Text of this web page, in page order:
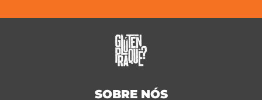
SOBRE NÓS